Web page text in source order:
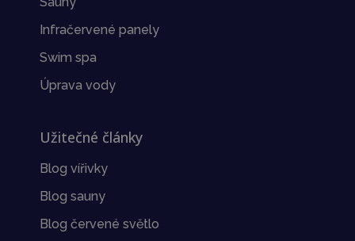
Infračervené panely
Swim spa
Úprava vody
Užitečné články
Blog vířivky
Blog sauny
Blog červené světlo